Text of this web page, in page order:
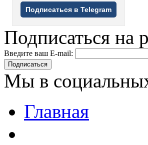
Подписаться в Telegram
Подписаться на
Введите ваш E-mail:
Подписаться
Мы в
Главная